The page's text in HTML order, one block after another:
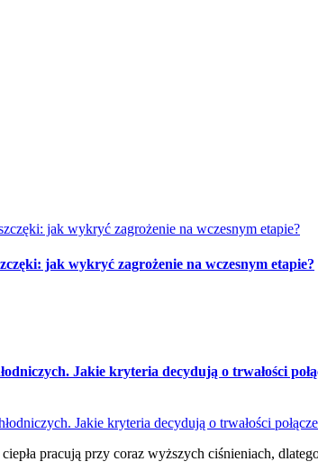
jak wykryć zagrożenie na wczesnym etapie?
Jakie kryteria decydują o trwałości
pracują przy coraz wyższych ciśnieniach,